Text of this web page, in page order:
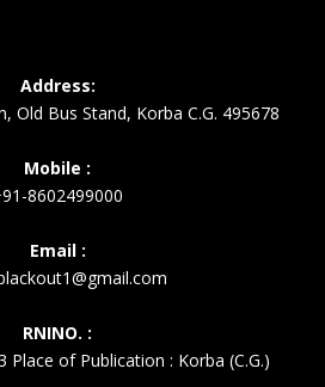
Address:
Old Bus Stand, Korba C.G. 495678
Mobile :
8602499000
Email :
RNINO. :
Place of Publication : Korba (C.G.)